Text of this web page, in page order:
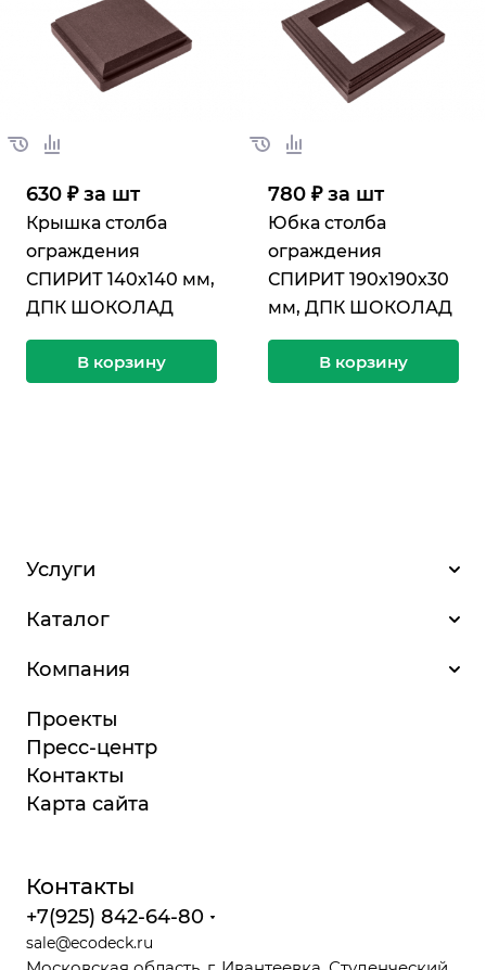
630 ₽ за шт
Крышка столба
ограждения
СПИРИТ 140х140 мм,
ДПК ШОКОЛАД
В корзину
780 ₽ за шт
Юбка столба
ограждения
СПИРИТ 190х190х30
мм, ДПК ШОКОЛАД
В корзину
Услуги
Каталог
Компания
Проекты
Пресс-центр
Контакты
Карта сайта
Контакты
+7(925) 842-64-80
sale@ecodeck.ru